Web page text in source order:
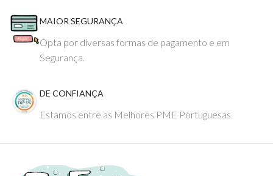
MAIOR SEGURANÇA
Opta por diversas formas de pagamento e em
Segurança.
DE CONFIANÇA
Estamos entre as Melhores PME Portuguesas